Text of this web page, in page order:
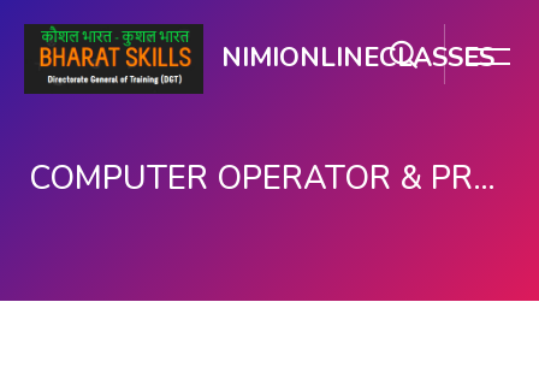
NIMIONLINECLASSES
COMPUTER OPERATOR & PROGRAMMING ASSISTANT (COPA)